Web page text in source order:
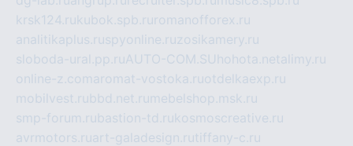
krsk124.rukubok.spb.ru romanofforex.ru
analitikaplus.ruspyonline.ruzosikamery.ru
sloboda-ural.pp.ruAUTO-COM.SU hohota.net alimy.ru
online-z.comaromat-vostoka.ruotdelkaexp.ru
mobilvest.rubbd.net.ru mebelshop.msk.ru
smp-forum.rubastion-td.rukosmoscreative.ru
avrmotors.ruart-galadesign.rutiffany-c.ru